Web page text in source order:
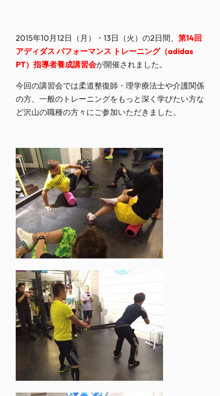
2015年10月12日（月）・13日（火）の2日間、 第14回
アディダス パフォーマンス トレーニング（adidas
PT）指導者養成講習会が開催されました。
今回の講習会では柔道整復師・理学療法士や介護関係
の方、一般のトレーニングをもっと深く学びたい方な
ど沢山の職種の方々にご参加いただきました。